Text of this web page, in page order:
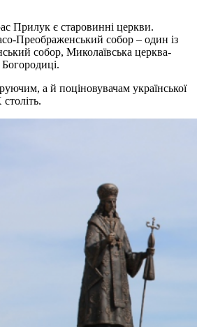
Прилук є старовинні церкви.
Преображенський собор – один із
собор, Миколаївська церква-
а й поціновувачам української